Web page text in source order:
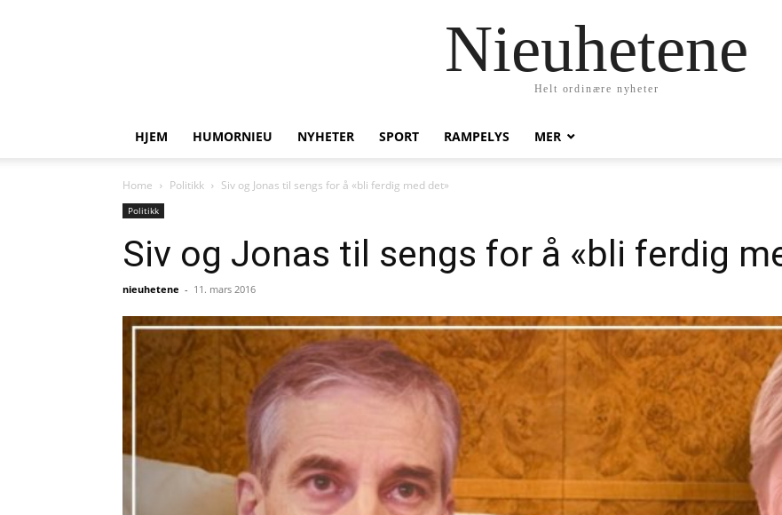
Nieuhetene
Helt ordinære nyheter
HJEM HUMORNIEU NYHETER SPORT RAMPELYS MER
Home Politikk Siv og Jonas til sengs for å «bli ferdig med det»
Politikk
Siv og Jonas til sengs for å «bli ferdig
nieuhetene - 11. mars 2016